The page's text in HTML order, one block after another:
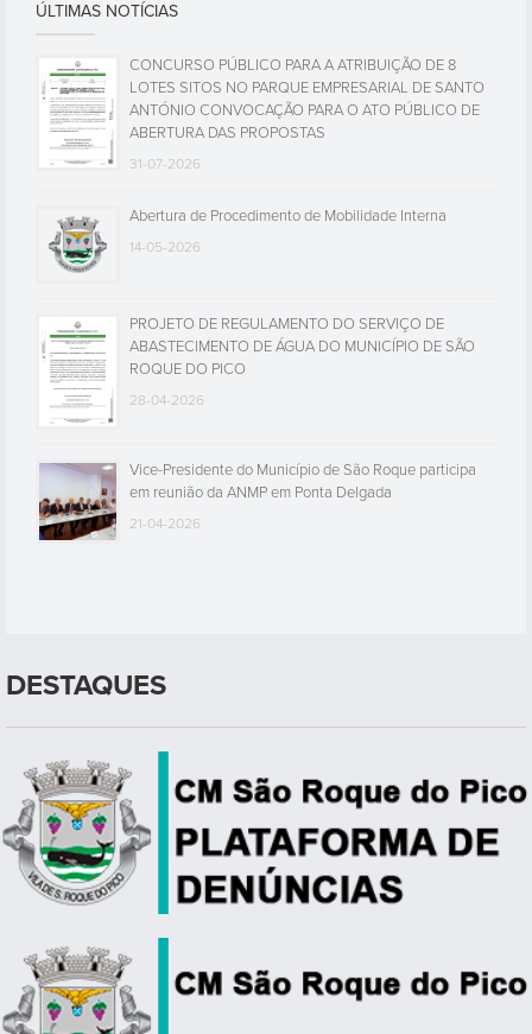
ÚLTIMAS NOTÍCIAS
CONCURSO PÚBLICO PARA A ATRIBUIÇÃO DE 8
LOTES SITOS NO PARQUE EMPRESARIAL DE SANTO
ANTÓNIO CONVOCAÇÃO PARA O ATO PÚBLICO DE
ABERTURA DAS PROPOSTAS
31-07-2026
Abertura de Procedimento de Mobilidade Interna
14-05-2026
PROJETO DE REGULAMENTO DO SERVIÇO DE
ABASTECIMENTO DE ÁGUA DO MUNICÍPIO DE SÃO
ROQUE DO PICO
28-04-2026
Vice-Presidente do Município de São Roque participa
em reunião da ANMP em Ponta Delgada
21-04-2026
DESTAQUES